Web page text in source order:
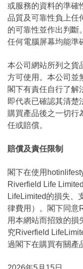
或服務的資料的準確
品質及可靠性負上任
的可靠性並作出判斷
任何電腦屏幕均能準
本公司網站所列之貨
方可使用。本公司並
閣下有責任自行了解
即代表已確認其清楚
購買產品後之一切行
任或賠償。
賠償及責任限制
閣下在使用
Riverfield Life
LifeLimited的損失、
律費用）。閣下同意
用本網站而招致的損
究Riverfield
過閣下在購買有關產